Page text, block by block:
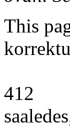
This
412